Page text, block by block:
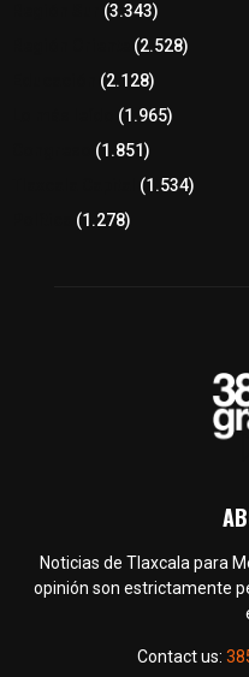
(3.343)
(2.528)
(2.128)
(1.965)
(1.851)
(1.534)
(1.278)
Noticias de Tlaxcala para
opinión son estrictamente
Contact us: